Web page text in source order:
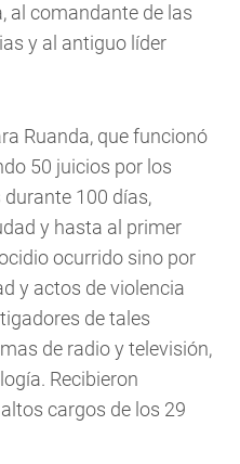
al comandante de las
y al antiguo líder
Ruanda, que funcionó
50 juicios por los
100 días,
y hasta al primer
ocurrido sino por
y actos de violencia
de tales
de radio y televisión,
Recibieron
cargos de los 29